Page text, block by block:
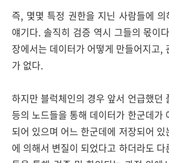
즉, 몇몇 특정 권한을 지닌 사람들에
얘기다. 솔직히 검증 역시 그들의 몫이
장에서는 데이터가 어떻게 만들어지고,
가 없다.
하지만 블럭체인의 경우 앞서 언급했던
등의 노드들을 통해 데이터가 한군데가
되어 있으며 어느 한군데에 저장되어
에 의해서 변질이 되었다고 하더라도